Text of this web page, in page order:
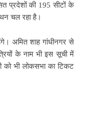
प्रदेशों की 195 सीटों के
चल रहा है।
अमित शाह गांधीनगर से
के नाम भी इस सूची में
को भी लोकसभा का टिकट